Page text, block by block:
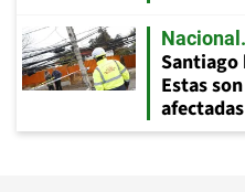
Nacional
Santiago
Estas